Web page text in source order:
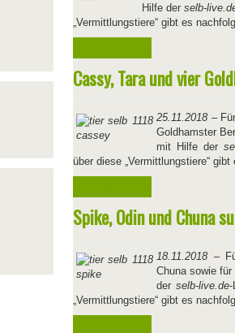
Hilfe derselb-
„Vermittlungstiere“ gibt es
Cassy, Tara und vier
25.11.2018–
Goldhamster
mit Hilfe der
über diese „Vermittlungstiere“
Spike, Odin und Chuna
18.11.2018–
Chuna sowie
der selb-live.de-
„Vermittlungstiere“ gibt es